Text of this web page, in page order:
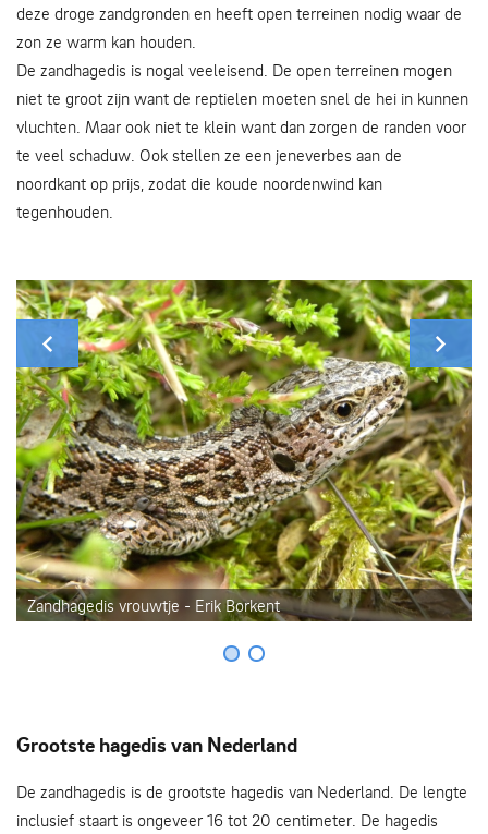
deze droge zandgronden en heeft open terreinen nodig waar de
zon ze warm kan houden.
De zandhagedis is nogal veeleisend. De open terreinen mogen
niet te groot zijn want de reptielen moeten snel de hei in kunnen
vluchten. Maar ook niet te klein want dan zorgen de randen voor
te veel schaduw. Ook stellen ze een jeneverbes aan de
noordkant op prijs, zodat die koude noordenwind kan
tegenhouden.
Zandhagedis vrouwtje - Erik Borkent
Grootste hagedis van Nederland
De zandhagedis is de grootste hagedis van Nederland. De lengte
inclusief staart is ongeveer 16 tot 20 centimeter. De hagedis